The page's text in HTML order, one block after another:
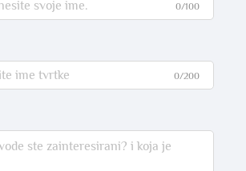
0/100
0/200